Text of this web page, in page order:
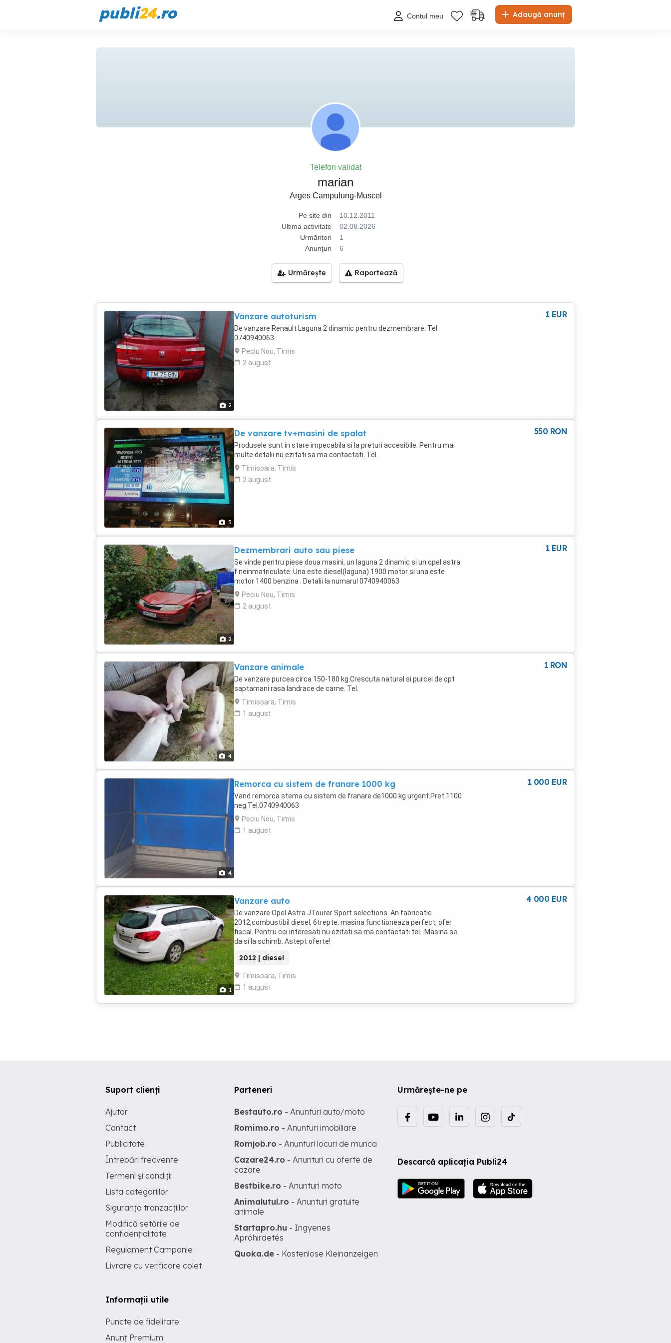
publi24.ro Adaugă anunț
Contul meu
Telefon validat
marian
Arges Campulung-Muscel
Pe site din
10.12.2011
Ultima activitate
02.08.2026
Urmăritori
1
Anunțuri
6
Urmărește Raportează
2
Vanzare autoturism
De vanzare Renault Laguna 2 dinamic pentru dezmembrare. Tel
0740940063
Peciu Nou, Timis
2 august
1 EUR
5
De vanzare tv+masini de spalat
Produsele sunt in stare impecabila si la preturi accesibile. Pentru mai
multe detalii nu ezitati sa ma contactati. Tel.
Timisoara, Timis
2 august
550 RON
2
Dezmembrari auto sau piese
Se vinde pentru piese doua masini, un laguna 2 dinamic si un opel astra
f neinmatriculate. Una este diesel(laguna) 1900 motor si una este
motor 1400 benzina . Detalii la numarul 0740940063
Peciu Nou, Timis
2 august
1 EUR
4
Vanzare animale
De vanzare purcea circa 150-180 kg.Crescuta natural si purcei de opt
saptamani rasa landrace de carne. Tel.
Timisoara, Timis
1 august
1 RON
4
Remorca cu sistem de franare 1000 kg
Vand remorca stema cu sistem de franare de1000 kg urgent.Pret.1100
neg.Tel.0740940063
Peciu Nou, Timis
1 august
1 000 EUR
1
Vanzare auto
De vanzare Opel Astra JTourer Sport selections. An fabricatie
2012,combustibil diesel, 6trepte, masina functioneaza perfect, ofer
fiscal. Pentru cei interesati nu ezitati sa ma contactati tel. .Masina se
da si la schimb. Astept oferte!
2012 | diesel
Timisoara, Timis
1 august
4 000 EUR
Urmărește-ne pe
Descarcă aplicația Publi24
Suport clienți
Ajutor
Contact
Publicitate
Întrebări frecvente
Termeni și condiții
Lista categoriilor
Siguranța tranzacțiilor
Modifică setările de
confidențialitate
Regulament Campanie
Livrare cu verificare colet
Informații utile
Puncte de fidelitate
Anunț Premium
Parteneri
Bestauto.ro - Anunturi auto/moto
Romimo.ro - Anunturi imobiliare
Romjob.ro - Anunturi locuri de munca
Cazare24.ro - Anunturi cu oferte de
cazare
Bestbike.ro - Anunturi moto
Animalutul.ro - Anunturi gratuite
animale
Startapro.hu - Ingyenes
Apróhirdetés
Quoka.de - Kostenlose Kleinanzeigen